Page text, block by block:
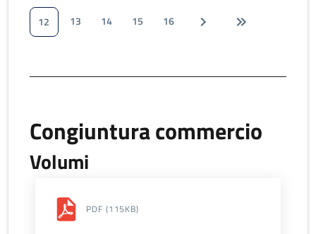
12
13 14 15 16
Congiuntura commercio
Volumi
PDF (115KB)